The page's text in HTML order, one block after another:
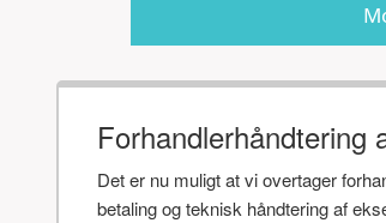
Modtager du/
Det er nu muligt at vi overtager
betaling og teknisk håndtering af